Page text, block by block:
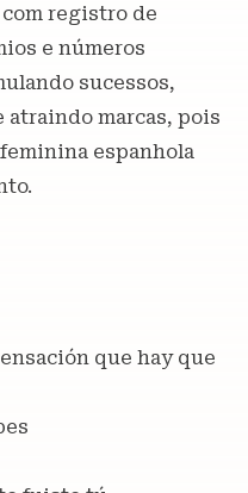
registro de
e números
sucessos,
marcas, pois
espanhola
que hay que